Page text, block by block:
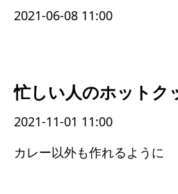
2021-06-08 11:00
忙しい人のホットク
2021-11-01 11:00
カレー以外も作れるように